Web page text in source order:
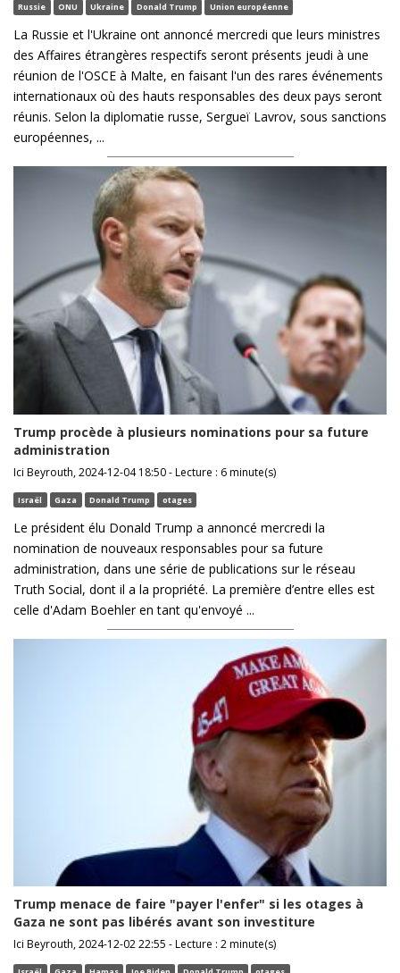
Russie ONU Ukraine Donald Trump Union européenne
La Russie et l'Ukraine ont annoncé mercredi que leurs ministres
des Affaires étrangères respectifs seront présents jeudi à une
réunion de l'OSCE à Malte, en faisant l'un des rares événements
internationaux où des hauts responsables des deux pays seront
réunis. Selon la diplomatie russe, Sergueï Lavrov, sous sanctions
européennes, ...
Trump procède à plusieurs nominations pour sa future
administration
Ici Beyrouth, 2024-12-04 18:50 - Lecture : 6 minute(s)
Israël Gaza Donald Trump otages
Le président élu Donald Trump a annoncé mercredi la
nomination de nouveaux responsables pour sa future
administration, dans une série de publications sur le réseau
Truth Social, dont il a la propriété. La première d’entre elles est
celle d'Adam Boehler en tant qu'envoyé ...
Trump menace de faire "payer l'enfer" si les otages à
Gaza ne sont pas libérés avant son investiture
Ici Beyrouth, 2024-12-02 22:55 - Lecture : 2 minute(s)